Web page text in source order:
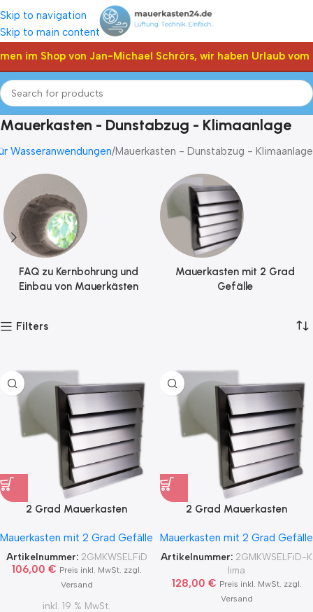
Skip to navigation
Skip to main content
im Shop von Jan-Michael Schrörs, wir haben Urlaub vom
Mauerkasten - Dunstabzug - Klimaanlage
Wasseranwendungen Mauerkasten - Dunstabzug - Klimaanlage
FAQ zu Kernbohrung und
Einbau von Mauerkästen
Mauerkasten mit 2 Grad
Gefälle
Filters
2 Grad Mauerkasten
Kondensatablauf auch mit
Blower Door Test und
Zertifikat Ø100, 125, 150
2Grad MKWSELFiD
Mauerkasten mit 2 Grad Gefälle
Artikelnummer: 2GMKWSELFiD
106,00 € Preis inkl. MwSt. zzgl.
Versand
inkl. 19 % MwSt.
2 Grad Mauerkasten
Kondensatablauf für
Klimageräte Ø150 2Grad
MKWSELFiD
Mauerkasten mit 2 Grad Gefälle
Artikelnummer: 2GMKWSELFiD-K
lima
128,00 € Preis inkl. MwSt. zzgl.
Versand